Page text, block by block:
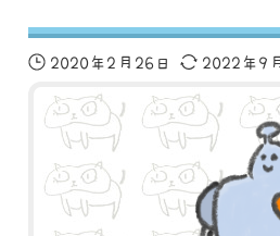
2020年2月26日 2022年9